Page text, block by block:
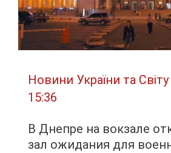
Новини України та Світу
15:36
В Днепре на вокзале
зал ожидания для